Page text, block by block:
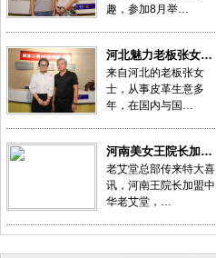
趣，参加8月举…
河北魅力老板张女…
来自河北的老板张女
士，从事皮革生意多
年，在国内与国…
河南美女王院长加…
老艾堂总部传来特大喜
讯，河南王院长加盟中
华老艾堂，…